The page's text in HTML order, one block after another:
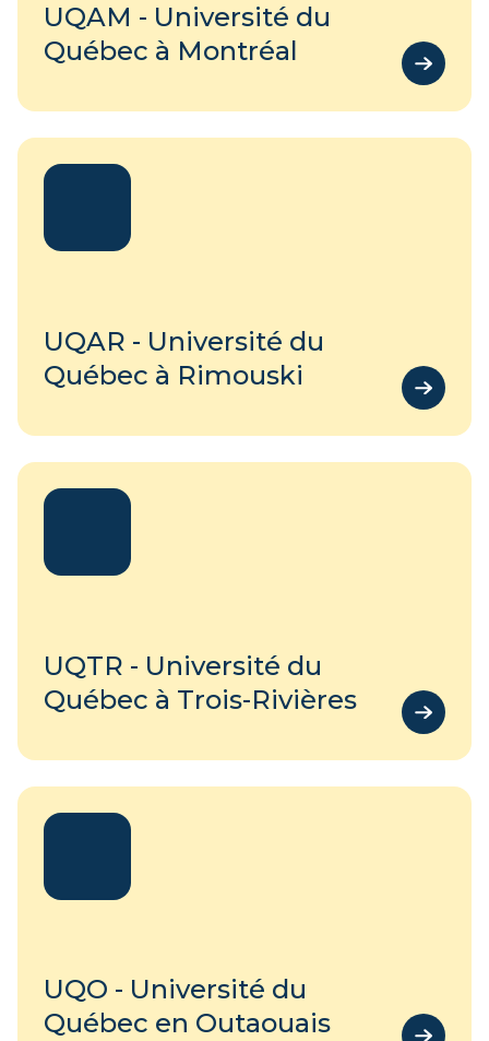
UQAM - Université du
Québec à Montréal
UQAR - Université du
Québec à Rimouski
UQTR - Université du
Québec à Trois-Rivières
UQO - Université du
Québec en Outaouais